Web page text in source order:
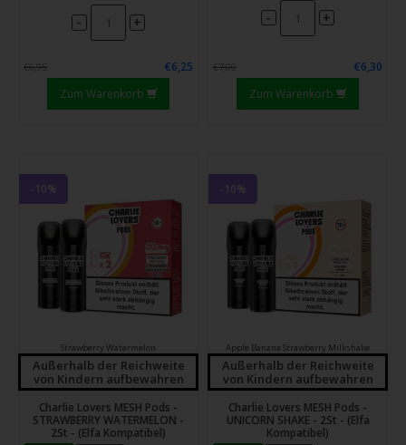
- +
€6,95
€6,25
Zum Warenkorb
- +
€7,00
€6,30
Zum Warenkorb
-10%
Strawberry Watermelon
Außerhalb der Reichweite
von Kindern aufbewahren
Charlie Lovers MESH Pods -
STRAWBERRY WATERMELON -
2St - (Elfa Kompatibel)
-10%
Apple Banana Strawberry Milkshake
Außerhalb der Reichweite
von Kindern aufbewahren
Charlie Lovers MESH Pods -
UNICORN SHAKE - 2St - (Elfa
Kompatibel)